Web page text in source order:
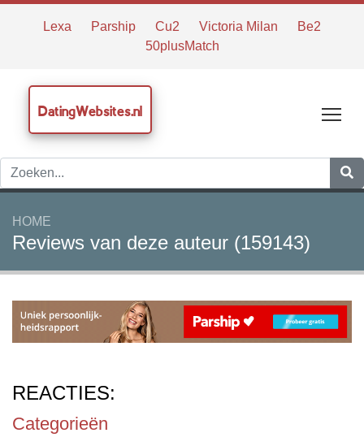
Lexa Parship Cu2 Victoria Milan
Be2
50plusMatch
DatingWebsites.nl
HOME
Reviews van deze auteur (159143)
Categorieën
REACTIES: